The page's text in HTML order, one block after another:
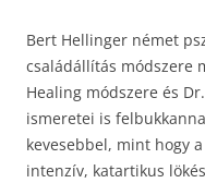
Bert Hellinger német
családállítás módszere
Healing módszere és
ismeretei is
kevesebbel, mint hogy
intenzív, katartikus